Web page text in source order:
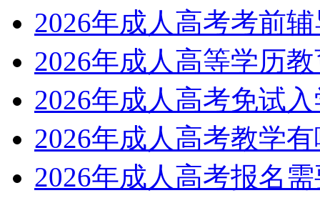
2026年成人高考考前
2026年成人高等学历
2026年成人高考免试
2026年成人高考教学
2026年成人高考报名